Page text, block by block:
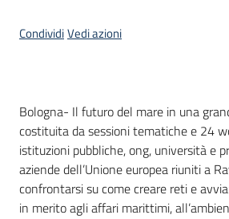
CondividiVedi azioni
Contenuto
Bologna- Il futuro del mare in una
costituita da sessioni tematiche e 24
istituzioni pubbliche, ong, università e
aziende dell’Unione europea riuniti a
confrontarsi su come creare reti e
in merito agli affari marittimi,